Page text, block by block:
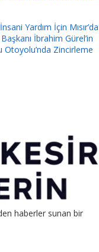
Yardım İçin Mısır’da
İbrahim Gürel’in
Otoyolu’nda Zincirleme
haberler sunan bir